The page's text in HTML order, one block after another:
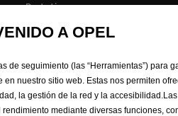
Prototipos
CampañasA OPEL
de seguimiento (las “Herramientas”) para
nuestro sitio web. Estas nos permiten
la gestión de la red y la accesibilidad.Las
mediante diversas funciones,